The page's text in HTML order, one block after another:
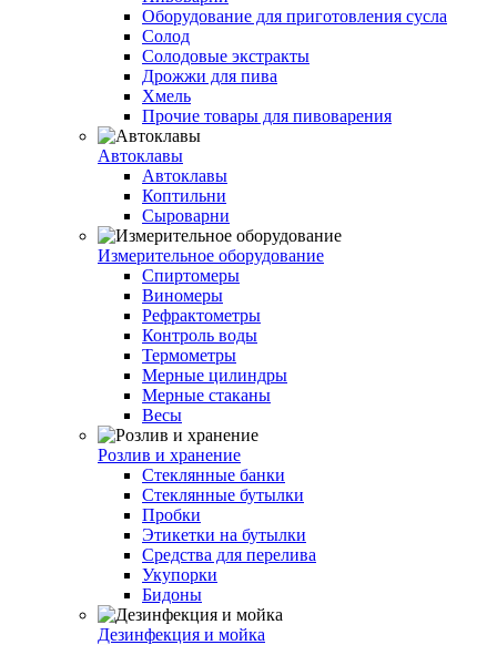
Оборудование для приготовления сусла
Солод
Солодовые экстракты
Дрожжи для пива
Хмель
Прочие товары для пивоварения
Автоклавы
Автоклавы
Коптильни
Сыроварни
Измерительное оборудование
Спиртомеры
Виномеры
Рефрактометры
Контроль воды
Термометры
Мерные цилиндры
Мерные стаканы
Весы
Розлив и хранение
Стеклянные банки
Стеклянные бутылки
Пробки
Этикетки на бутылки
Средства для перелива
Укупорки
Бидоны
Дезинфекция и мойка